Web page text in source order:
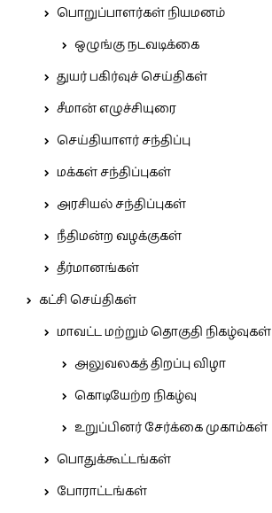
பொறுப்பாளர்கள் நியமனம்
ஒழுங்கு நடவடிக்கை
துயர் பகிர்வுச் செய்திகள்
சீமான் எழுச்சியுரை
செய்தியாளர் சந்திப்பு
மக்கள் சந்திப்புகள்
அரசியல் சந்திப்புகள்
நீதிமன்ற வழக்குகள்
தீர்மானங்கள்
கட்சி செய்திகள்
மாவட்ட மற்றும் தொகுதி நிகழ்வுகள்
அலுவலகத் திறப்பு விழா
கொடியேற்ற நிகழ்வு
உறுப்பினர் சேர்க்கை முகாம்கள்
பொதுக்கூட்டங்கள்
போராட்டங்கள்